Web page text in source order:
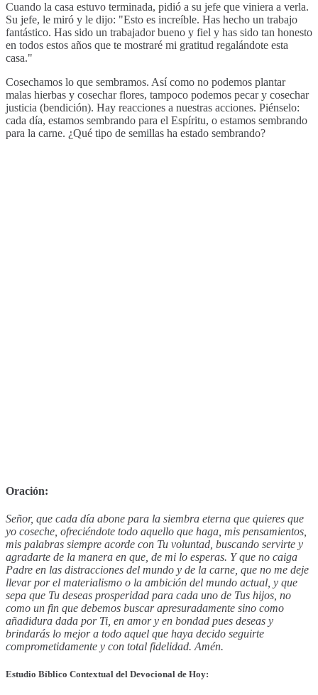
Cuando la casa estuvo terminada, pidió a su jefe que viniera a verla.
Su jefe, le miró y le dijo: "Esto es increíble. Has hecho un trabajo
fantástico. Has sido un trabajador bueno y fiel y has sido tan honesto
en todos estos años que te mostraré mi gratitud regalándote esta
casa."
Cosechamos lo que sembramos. Así como no podemos plantar
malas hierbas y cosechar flores, tampoco podemos pecar y cosechar
justicia (bendición). Hay reacciones a nuestras acciones. Piénselo:
cada día, estamos sembrando para el Espíritu, o estamos sembrando
para la carne. ¿Qué tipo de semillas ha estado sembrando?
Oración:
Señor, que cada día abone para la siembra eterna que quieres que
yo coseche, ofreciéndote todo aquello que haga, mis pensamientos,
mis palabras siempre acorde con Tu voluntad, buscando servirte y
agradarte de la manera en que, de mi lo esperas. Y que no caiga
Padre en las distracciones del mundo y de la carne, que no me deje
llevar por el materialismo o la ambición del mundo actual, y que
sepa que Tu deseas prosperidad para cada uno de Tus hijos, no
como un fin que debemos buscar apresuradamente sino como
añadidura dada por Ti, en amor y en bondad pues deseas y
brindarás lo mejor a todo aquel que haya decido seguirte
comprometidamente y con total fidelidad. Amén.
Estudio Bíblico Contextual del Devocional de Hoy: